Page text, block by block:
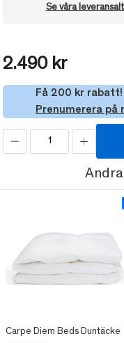
Se våra
2.490 kr
Få 200 kr rabatt!
Prenumerera på
Carpe Diem Beds Duntäcke